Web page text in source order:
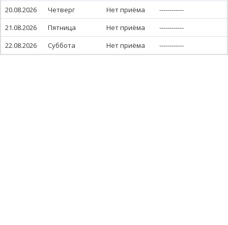
20.08.2026
Четверг Нет приёма
------------
21.08.2026
Пятница Нет приёма
------------
22.08.2026
Суббота Нет приёма ------------